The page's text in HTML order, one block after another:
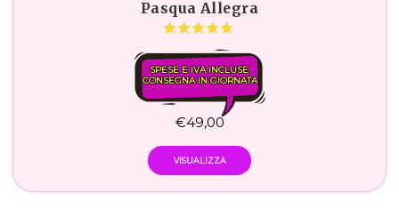
Pasqua Allegra
SPESE E IVA INCLUSE.
CONSEGNA IN GIORNATA
€49,00
VISUALIZZA